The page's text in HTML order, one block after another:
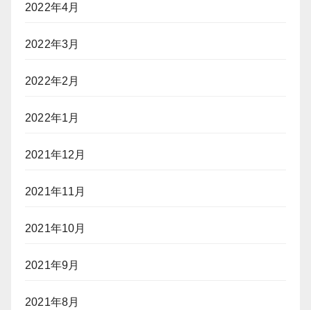
2022年4月
2022年3月
2022年2月
2022年1月
2021年12月
2021年11月
2021年10月
2021年9月
2021年8月